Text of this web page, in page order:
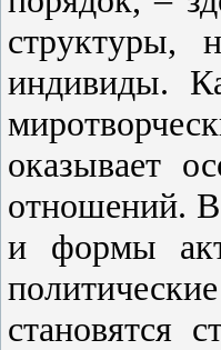
структуры,
индивиды.
оказывает
отношений. В
и формы
становятся